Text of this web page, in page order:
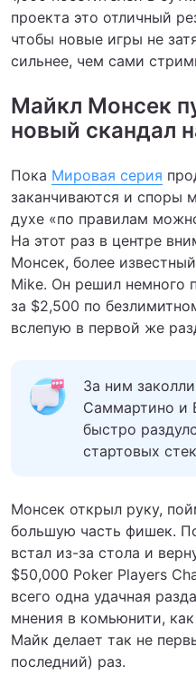
проекта это отличный
чтобы новые игры не
сильнее, чем сами
Майкл Монсек
новый скандал
Пока Мировая серия
заканчиваются и споры
духе «по правилам
На этот раз в центре
Монсек, более
Mike. Он решил немного
за $2,500 по
вслепую в первой же
За ним
Саммартино и
быстро
стартовых
Монсек открыл руку,
большую часть фишек.
встал из-за стола и
$50,000 Poker Players
всего одна удачная
мнения в комьюнити,
Майк делает так не
последний) раз.